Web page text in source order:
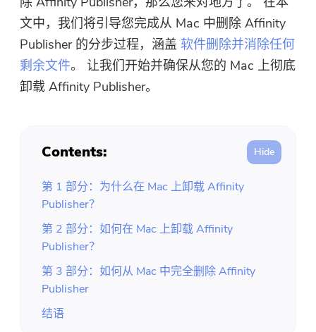
文中，我们将引导您完成从 Mac 中删除 Affinity
Publisher 的分步过程，涵盖软件删除并消除任何
剩余文件。 让我们开始并确保从您的 Mac 上彻底
卸载 Affinity Publisher。
Contents:
第 1 部分：为什么在 Mac 上卸载 Affinity
Publisher？
第 2 部分：如何在 Mac 上卸载 Affinity
Publisher？
第 3 部分：如何从 Mac 中完全删除 Affinity
Publisher
结语